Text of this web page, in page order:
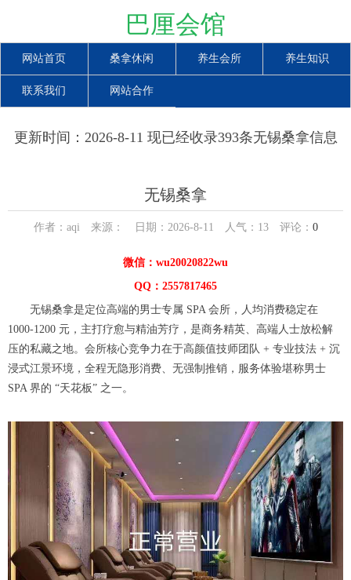
巴厘会馆
网站首页 桑拿休闲 养生会所 养生知识
联系我们 网站合作
更新时间：2026-8-11 现已经收录393条无锡桑拿信息
无锡桑拿
作者：aqi 来源： 日期：2026-8-11 人气： 13评论： 0
微信：wu20020822wu
QQ：2557817465
无锡桑拿是定位高端的男士专属 SPA 会所，人均消费稳定在
1000-1200 元，主打疗愈与精油芳疗，是商务精英、高端人士放松解
压的私藏之地。会所核心竞争力在于高颜值技师团队 + 专业技法 + 沉
浸式江景环境，全程无隐形消费、无强制推销，服务体验堪称男士
SPA 界的 “天花板” 之一。